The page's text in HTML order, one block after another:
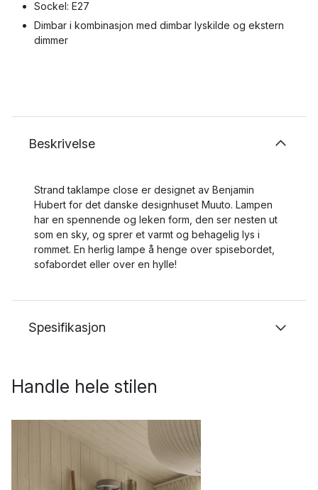
Sockel: E27
Dimbar i kombinasjon med dimbar lyskilde og ekstern
dimmer
Beskrivelse
Strand taklampe close er designet av Benjamin
Hubert for det danske designhuset Muuto. Lampen
har en spennende og leken form, den ser nesten ut
som en sky, og sprer et varmt og behagelig lys i
rommet. En herlig lampe å henge over spisebordet,
sofabordet eller over en hylle!
Spesifikasjon
Handle hele stilen